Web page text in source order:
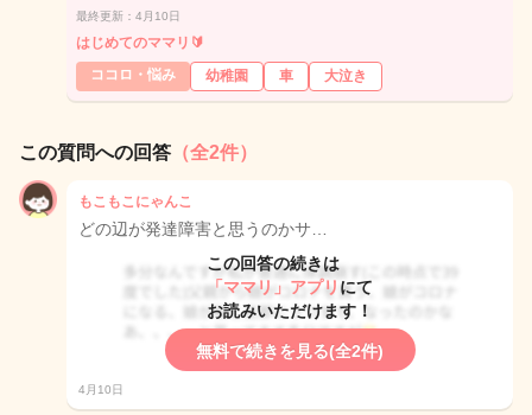
最終更新：4月10日
はじめてのママリ🔰
ココロ・悩み
幼稚園 車 大泣き
この質問への回答 （全2件）
もこもこにゃんこ
どの辺が発達障害と思うのかサ…
この回答の続きは
「ママリ」アプリ にて
お読みいただけます！
無料で続きを見る(全2件)
4月10日